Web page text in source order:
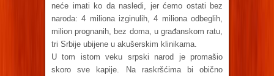
neće imati ko da nasledi, jer ćemo ostati bez
naroda: 4 miliona izginulih, 4 miliona odbeglih,
milion prognanih, bez doma, u građanskom ratu,
tri Srbije ubijene u akušerskim klinikama.
U tom istom veku srpski narod je promašio
skoro sve kapije. Na raskršćima bi obično